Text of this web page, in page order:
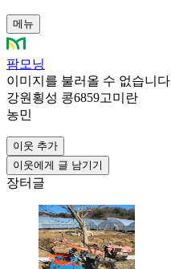
메뉴
팜모닝
이미지를 불러올 수 없습니다
강원횡성 콩6859고미란
농민
이웃 추가
이웃에게 글 남기기
장터글